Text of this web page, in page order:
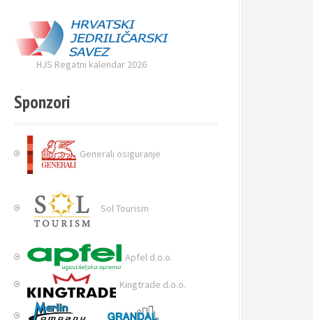
HJS Regatni kalendar 2026
Sponzori
Generali osiguranje
Sol Tourism
Apfel d.o.o.
Kingtrade d.o.o.